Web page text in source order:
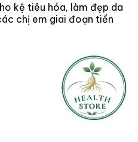
kệ tiêu hóa, làm đẹp da
chị em giai đoạn tiền